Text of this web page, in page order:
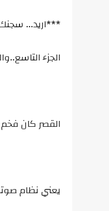
***اريد...
الجزء
القصر كان
يعني نظام